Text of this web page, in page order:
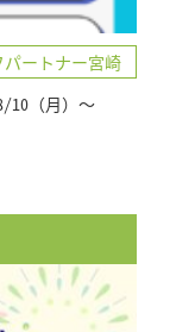
ートナー宮崎
10（月）～